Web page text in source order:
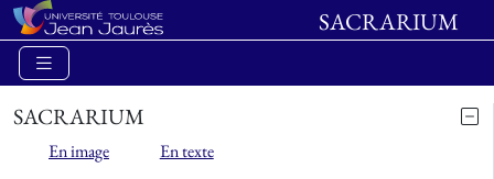
SACRARIUM
SACRARIUM
En image En texte